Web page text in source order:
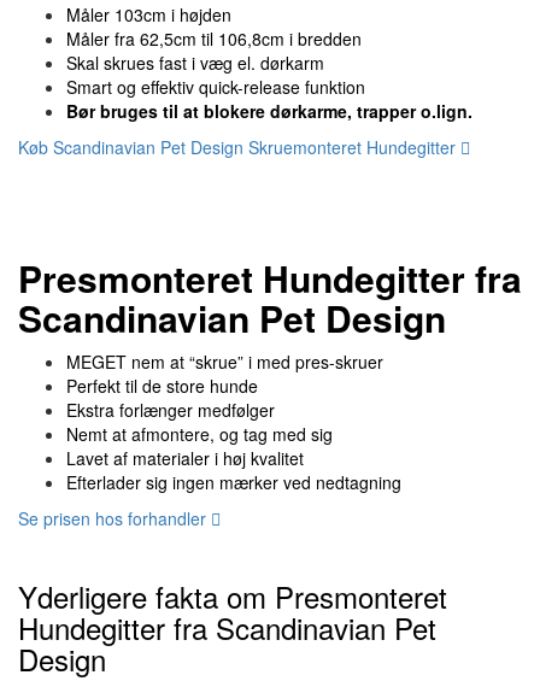
Måler 103cm i højden
Måler fra 62,5cm til 106,8cm i bredden
Skal skrues fast i væg el. dørkarm
Smart og effektiv quick-release funktion
Bør bruges til at blokere dørkarme, trapper o.lign.
Køb Scandinavian Pet Design Skruemonteret Hundegitter
Presmonteret Hundegitter fra
Scandinavian Pet Design
MEGET nem at “skrue” i med pres-skruer
Perfekt til de store hunde
Ekstra forlænger medfølger
Nemt at afmontere, og tag med sig
Lavet af materialer i høj kvalitet
Efterlader sig ingen mærker ved nedtagning
Se prisen hos forhandler
Yderligere fakta om Presmonteret
Hundegitter fra Scandinavian Pet
Design